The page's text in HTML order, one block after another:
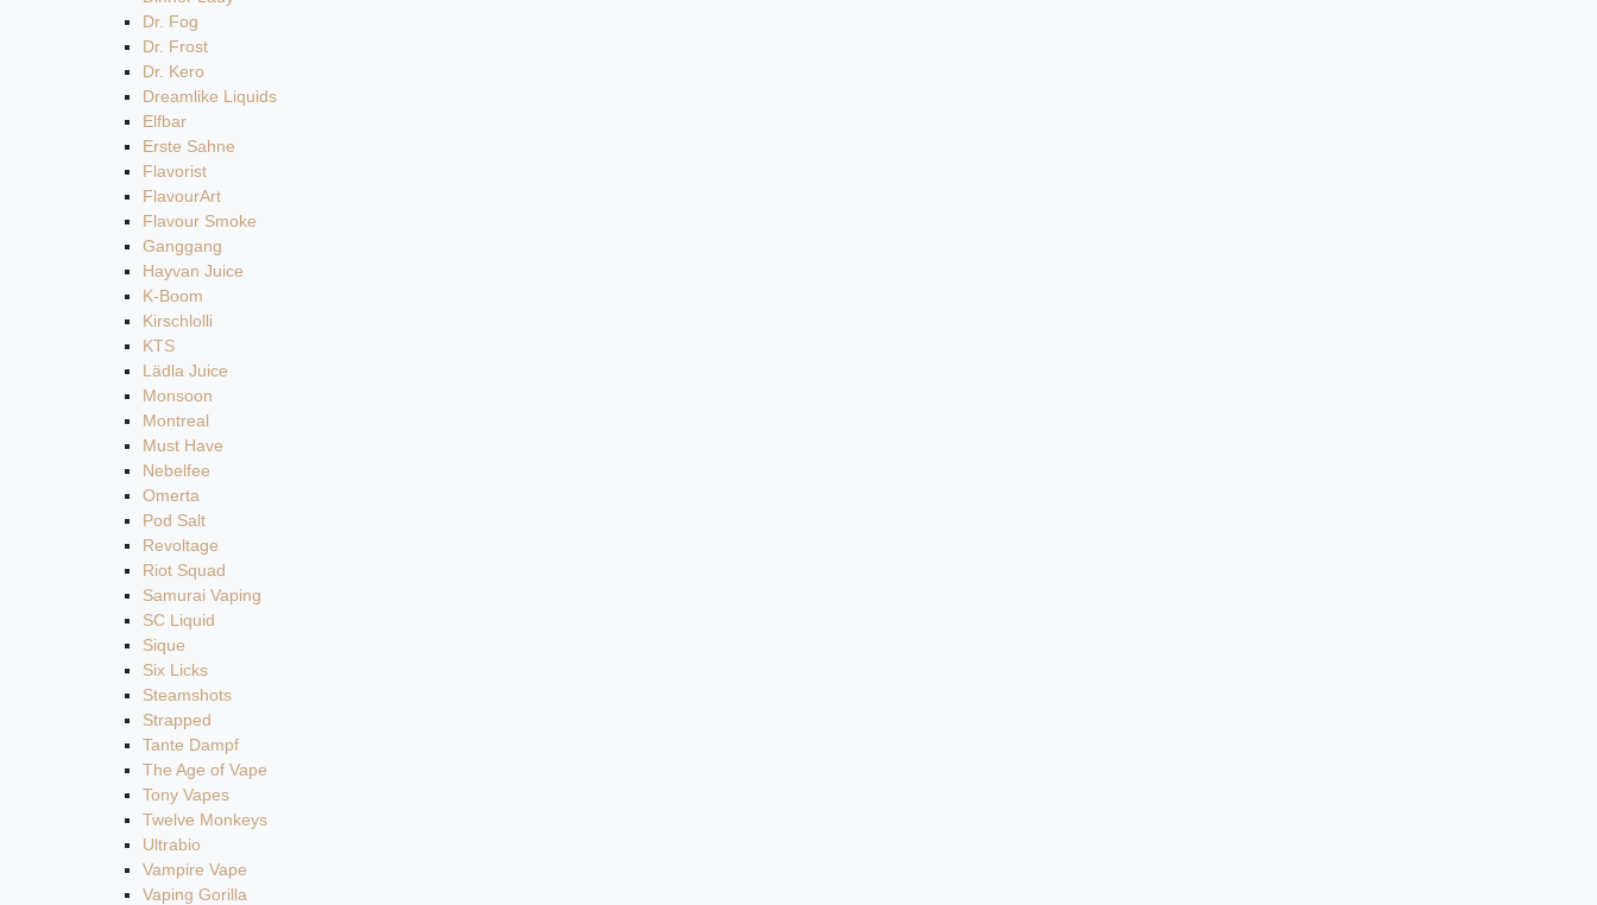
Dr. Fog
Dr. Frost
Dr. Kero
Dreamlike Liquids
Elfbar
Erste Sahne
Flavorist
FlavourArt
Flavour Smoke
Ganggang
Hayvan Juice
K-Boom
Kirschlolli
KTS
Lädla Juice
Monsoon
Montreal
Must Have
Nebelfee
Omerta
Pod Salt
Revoltage
Riot Squad
Samurai Vaping
SC Liquid
Sique
Six Licks
Steamshots
Strapped
Tante Dampf
The Age of Vape
Tony Vapes
Twelve Monkeys
Ultrabio
Vampire Vape
Vaping Gorilla